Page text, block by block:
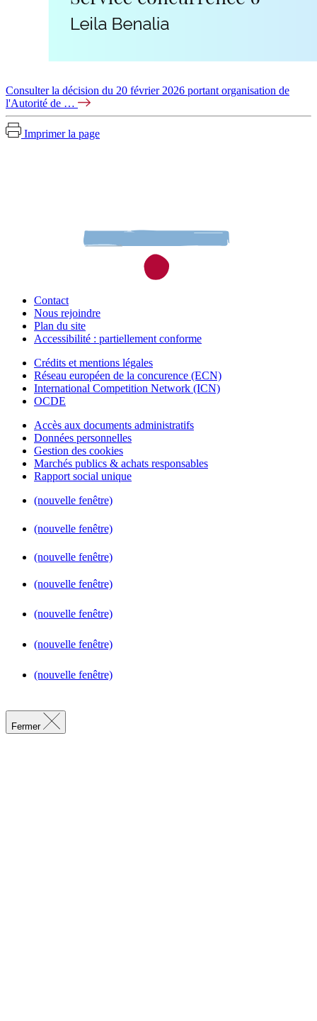
Consulter la décision du 20 février 2026 portant organisation de
l'Autorité de …
Imprimer la page
Contact
Nous rejoindre
Plan du site
Accessibilité : partiellement conforme
Crédits et mentions légales
Réseau européen de la concurence (ECN)
International Competition Network (ICN)
OCDE
Accès aux documents administratifs
Données personnelles
Gestion des cookies
Marchés publics & achats responsables
Rapport social unique
(nouvelle fenêtre)
(nouvelle fenêtre)
(nouvelle fenêtre)
(nouvelle fenêtre)
(nouvelle fenêtre)
(nouvelle fenêtre)
(nouvelle fenêtre)
Fermer